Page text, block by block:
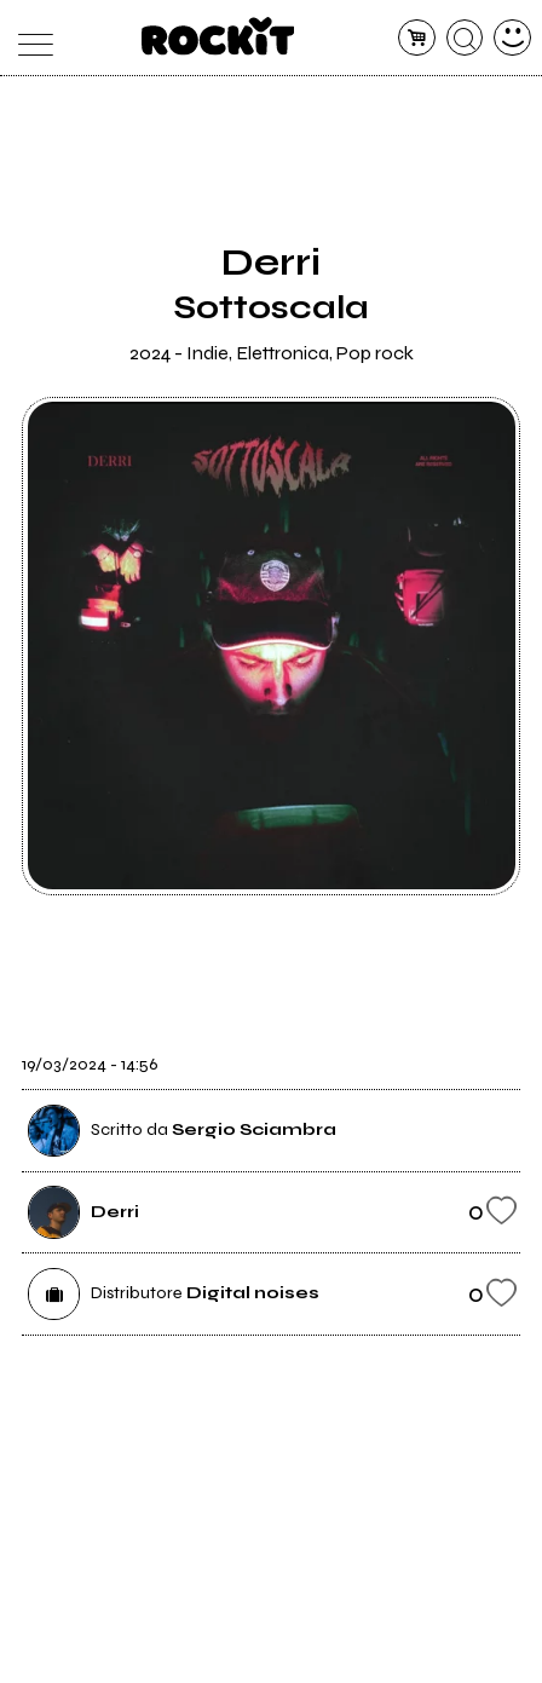
Derri
Sottoscala
2024 - Indie, Elettronica, Pop rock
19/03/2024 - 14:56
Scritto da Sergio Sciambra
Derri 0
Distributore Digital noises 0